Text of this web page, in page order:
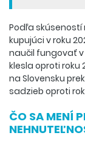
Podľa skúseností
kupujúci v roku
naučil fungovať
klesla oproti
na Slovensku
sadzieb oproti
ČO SA MENÍ